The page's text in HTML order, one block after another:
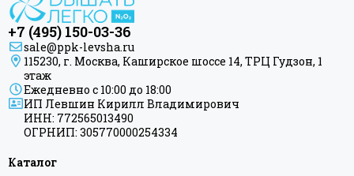
+7 (495) 150-03-36
sale@ppk-levsha.ru
115230, г. Москва, Каширское шоссе 14, ТРЦ Гудзон, 1
этаж
Ежедневно с 10:00 до 18:00
ИП Левшин Кирилл Владимирович
ИНН: 772565013490
ОГРНИП: 305770000254334
Каталог